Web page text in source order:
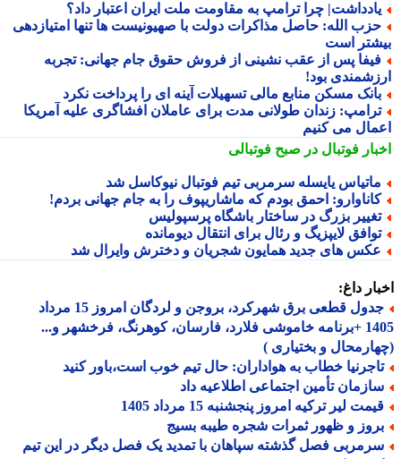
چرا ترامپ به مقاومت ملت ایران اعتبار داد؟
الله: حاصل مذاکرات دولت با صهیونیست ها تنها امتیازدهی
است
پس از عقب نشینی از فروش حقوق جام جهانی: تجربه
بود!
مسکن منابع مالی تسهیلات آینه ای را پرداخت نکرد
زندان طولانی مدت برای عاملان افشاگری علیه آمریکا
می کنیم
فوتبال در صبح فوتبالی
یایسله سرمربی تیم فوتبال نیوکاسل شد
احمق بودم که ماشاریپوف را به جام جهانی بردم!
بزرگ در ساختار باشگاه پرسپولیس
لایپزیگ و رئال برای انتقال دیومانده
های جدید همایون شجریان و دخترش وایرال شد
داغ:
جدول قطعی برق شهرکرد، بروجن و لردگان امروز 15 مرداد
1405 +برنامه خاموشی فلارد، فارسان، کوهرنگ، فرخشهر و...
و بختیاری )
خطاب به هواداران: حال تیم خوب است،باور کنید
تأمین اجتماعی اطلاعیه داد
لیر ترکیه امروز پنجشنبه 15 مرداد 1405
و ظهور ثمرات شجره طیبه بسیج
فصل گذشته سپاهان با تمدید یک فصل دیگر در این تیم